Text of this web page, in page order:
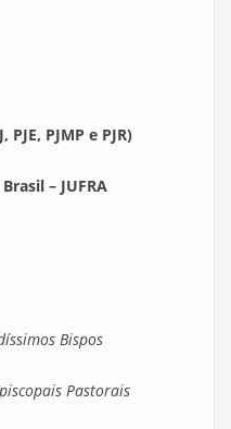
PJMP e PJR)
– JUFRA
Bispos
Pastorais